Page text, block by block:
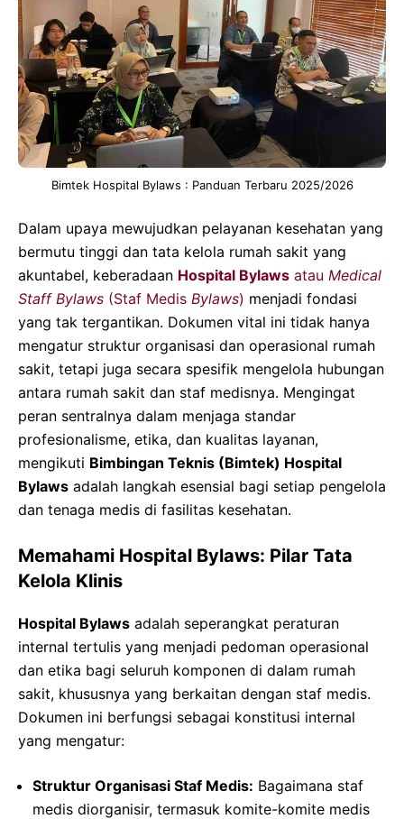
Bimtek Hospital Bylaws : Panduan Terbaru 2025/2026
Dalam upaya mewujudkan pelayanan kesehatan yang
bermutu tinggi dan tata kelola rumah sakit yang
akuntabel, keberadaan Hospital Bylaws atau Medical
Staff Bylaws (Staf Medis Bylaws) menjadi fondasi
yang tak tergantikan. Dokumen vital ini tidak hanya
mengatur struktur organisasi dan operasional rumah
sakit, tetapi juga secara spesifik mengelola hubungan
antara rumah sakit dan staf medisnya. Mengingat
peran sentralnya dalam menjaga standar
profesionalisme, etika, dan kualitas layanan,
mengikuti Bimbingan Teknis (Bimtek) Hospital
Bylaws adalah langkah esensial bagi setiap pengelola
dan tenaga medis di fasilitas kesehatan.
Memahami Hospital Bylaws: Pilar Tata
Kelola Klinis
Hospital Bylaws adalah seperangkat peraturan
internal tertulis yang menjadi pedoman operasional
dan etika bagi seluruh komponen di dalam rumah
sakit, khususnya yang berkaitan dengan staf medis.
Dokumen ini berfungsi sebagai konstitusi internal
yang mengatur:
Struktur Organisasi Staf Medis: Bagaimana staf
medis diorganisir, termasuk komite-komite medis